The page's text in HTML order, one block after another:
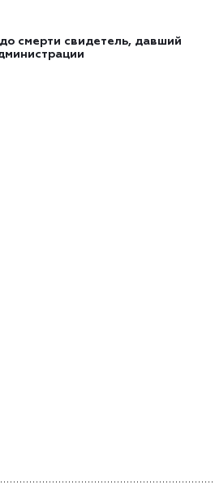
смерти свидетель, давший